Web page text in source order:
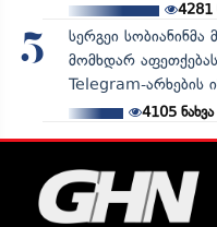
4281
5
სერგეი
მომხდარ
Telegram-არხების
4105ნახვა